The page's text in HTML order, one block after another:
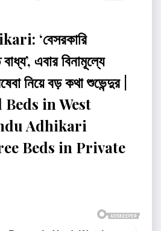
‘বেসরকারি
এবার বিনামূল্যে
নিয়ে বড় কথা শুভেন্দুর |
in West
Adhikari
Beds in Private